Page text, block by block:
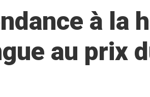
à la
au prix